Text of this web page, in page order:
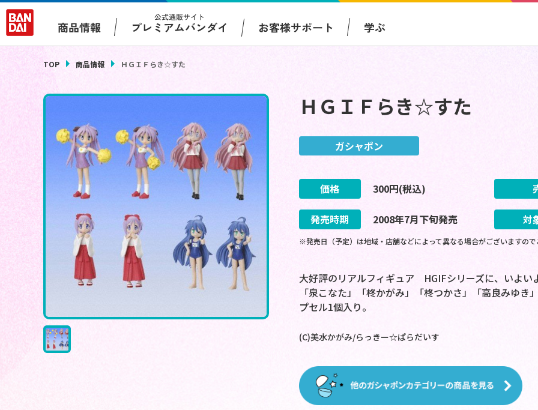
商品情報
公式通販サイト
プレミアムバンダイ お客様サポート 学ぶ
TOP 商品情報 ＨＧＩＦらき☆すた
ＨＧＩＦらき☆すた
ガシャポン
価格 300円(税込)
発売時期 2008年7月下旬発売 対
※発売日（予定）は地域・店舗などによって異なる場合がございますの
大好評のリアルフィギュア HGIFシリーズに、いよ
「泉こなた」「柊かがみ」「柊つかさ」「高良みゆ
プセル1個入り。
(C)美水かがみ/らっきー☆ぱらだいす